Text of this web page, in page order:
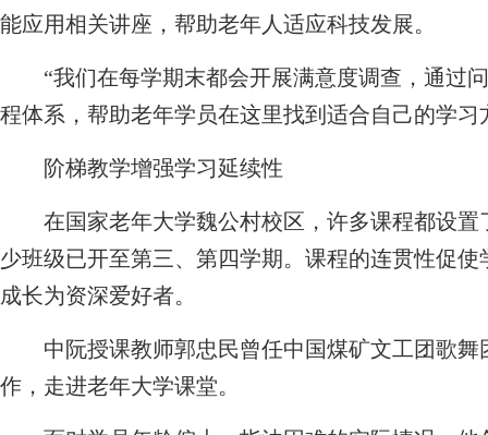
能应用相关讲座，帮助老年人适应科技发展。
“我们在每学期末都会开展满意度调查，通过
程体系，帮助老年学员在这里找到适合自己的学习
阶梯教学增强学习延续性
在国家老年大学魏公村校区，许多课程都设置
少班级已开至第三、第四学期。课程的连贯性促
成长为资深爱好者。
中阮授课教师郭忠民曾任中国煤矿文工团歌舞
作，走进老年大学课堂。